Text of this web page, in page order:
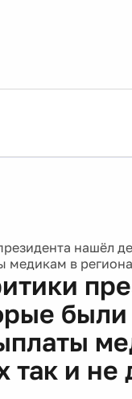
нашёл
в
так и